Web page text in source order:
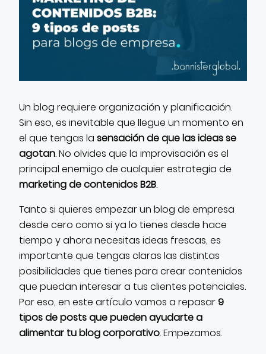
Un blog requiere organización y planificación.
Sin eso, es inevitable que llegue un momento en
el que tengas la sensación de que las ideas se
agotan. No olvides que la improvisación es el
principal enemigo de cualquier estrategia de
marketing de contenidos B2B.
Tanto si quieres empezar un blog de empresa
desde cero como si ya lo tienes desde hace
tiempo y ahora necesitas ideas frescas, es
importante que tengas claras las distintas
posibilidades que tienes para crear contenidos
que puedan interesar a tus clientes potenciales.
Por eso, en este artículo vamos a repasar9
tipos de posts que pueden ayudarte a
alimentar tu blog corporativo. Empezamos.